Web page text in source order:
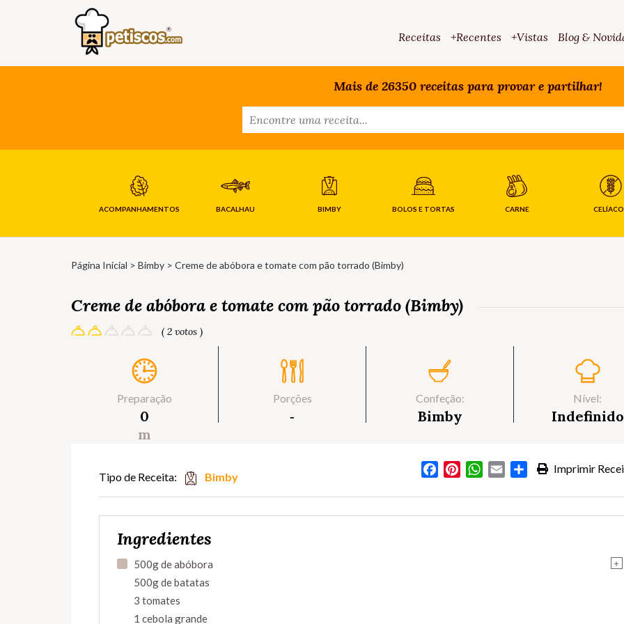
Receitas +Recentes +Vistas Blog &
Mais de 26350 receitas para provar e partilhar!
ACOMPANHAMENTOS BACALHAU BIMBY BOLOS E TORTAS CARNE
Página Inicial > Bimby > Creme de abóbora e tomate com pão torrado (Bimby)
Creme de abóbora e tomate com pão torrado (Bimby)
( 2 votos )
Preparação
0
m
Porções
‐
Confeção:
Bimby
Nível:
Indefinido
Imprimir
FacebookPinterestWhatsApp
Email Partilhar
Tipo de Receita: Bimby
Ingredientes
+
500g de abóbora
500g de batatas
3 tomates
1 cebola grande